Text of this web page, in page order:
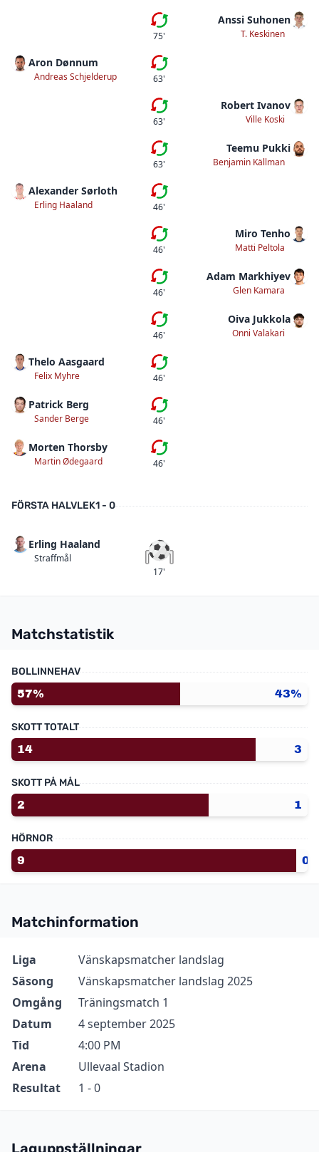
Byte
75'
Anssi Suhonen
T. Keskinen
Aron Dønnum
Andreas Schjelderup
Femte bytet
63'
Femte bytet
63'
Robert Ivanov
Ville Koski
Fjärde bytet
63'
Teemu Pukki
Benjamin Källman
Alexander Sørloth
Erling Haaland
Fjärde bytet
46'
Tredje bytet
46'
Miro Tenho
Matti Peltola
Andra bytet
46'
Adam Markhiyev
Glen Kamara
Första bytet
46'
Oiva Jukkola
Onni Valakari
Thelo Aasgaard
Felix Myhre
Tredje bytet
46'
Patrick Berg
Sander Berge
Andra bytet
46'
Morten Thorsby
Martin Ødegaard
Första bytet
46'
FÖRSTA HALVLEK1 - 0
Erling Haaland
Straffmål Straffmål
17'
Matchstatistik
BOLLINNEHAV
57%
43%
SKOTT TOTALT
14
3
SKOTT PÅ MÅL
2
1
HÖRNOR
9
0
Matchinformation
InformationVärde
Liga
Vänskapsmatcher landslag
Säsong
Vänskapsmatcher landslag 2025
Omgång
Träningsmatch 1
Datum
4 september 2025
Tid
4:00 PM
Arena
Ullevaal Stadion
Resultat
1 - 0
Laguppställningar